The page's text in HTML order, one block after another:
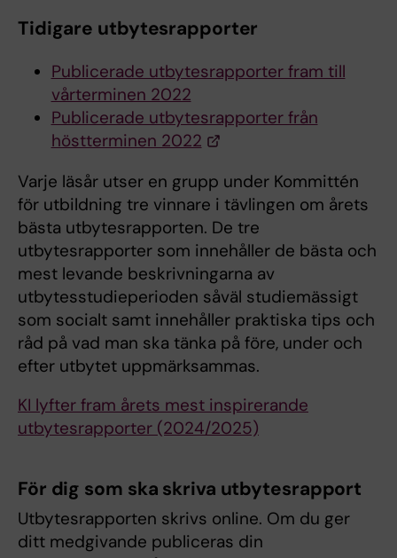
Tidigare utbytesrapporter
Publicerade utbytesrapporter fram till
vårterminen 2022
Publicerade utbytesrapporter från
höstterminen 2022
Varje läsår utser en grupp under Kommittén
för utbildning tre vinnare i tävlingen om årets
bästa utbytesrapporten. De tre
utbytesrapporter som innehåller de bästa och
mest levande beskrivningarna av
utbytesstudieperioden såväl studiemässigt
som socialt samt innehåller praktiska tips och
råd på vad man ska tänka på före, under och
efter utbytet uppmärksammas.
KI lyfter fram årets mest inspirerande
utbytesrapporter (2024/2025)
För dig som ska skriva utbytesrapport
Utbytesrapporten skrivs online. Om du ger
ditt medgivande publiceras din